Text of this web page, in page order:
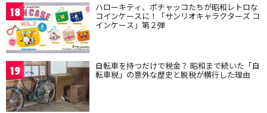
18 ハローキティ、ポチャッコたちが昭和レトロな
コインケースに！「サンリオキャラクターズ コ
インケース」第２弾
19 自転車を持つだけで税金？ 昭和まで続いた「自
転車税」の意外な歴史と脱税が横行した理由